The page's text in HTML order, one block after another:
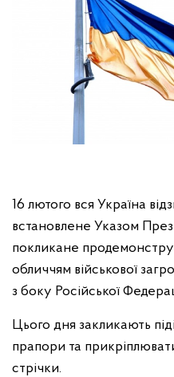
16 лютого вся Україна
встановлене Указом
покликане
обличчям військової
з боку Російської
Цього дня закликають
прапори та
стрічки.